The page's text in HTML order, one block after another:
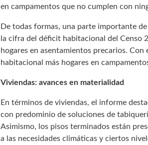
en campamentos que no cumplen con
De todas formas, una parte importante
la cifra del déficit habitacional del Censo
hogares en asentamientos precarios.
habitacional más hogares en
Viviendas: avances en materialidad
En términos de viviendas, el informe
con predominio de soluciones de
Asimismo, los pisos terminados están
a las necesidades climáticas y ciertos